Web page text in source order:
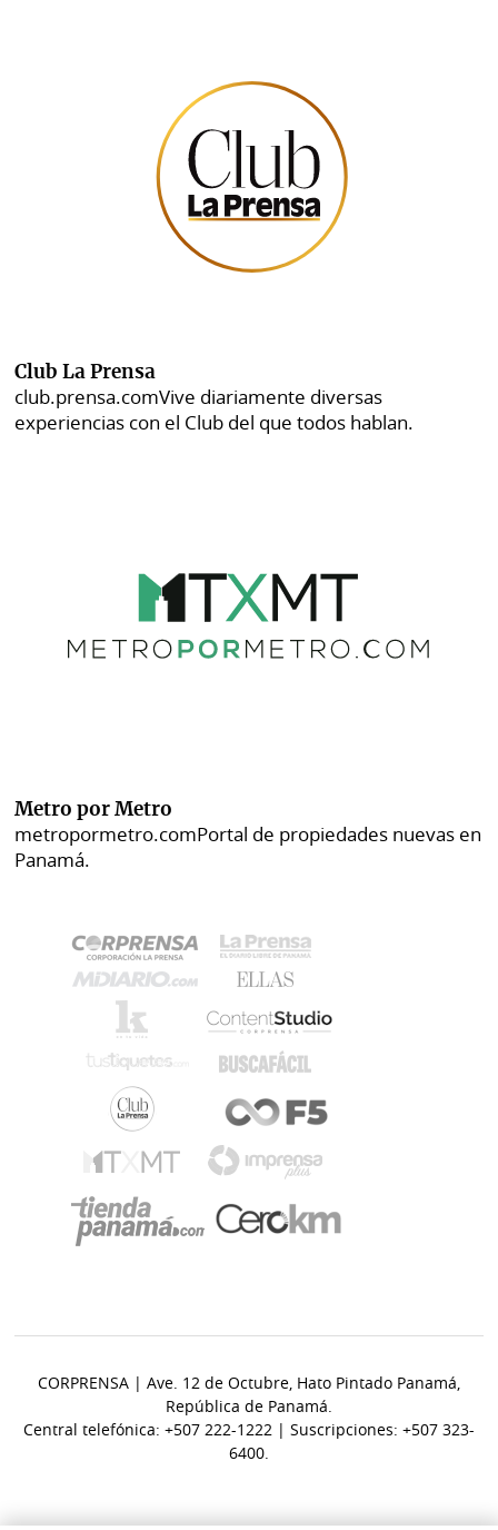
Club La Prensa
club.prensa.comVive diariamente diversas
experiencias con el Club del que todos hablan.
Metro por Metro
metropormetro.comPortal de propiedades nuevas en
Panamá.
CORPRENSA | Ave. 12 de Octubre, Hato Pintado Panamá,
República de Panamá.
Central telefónica: +507 222-1222 | Suscripciones: +507 323-
6400.